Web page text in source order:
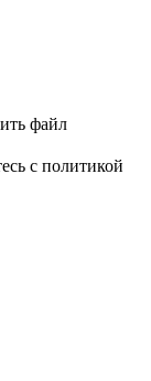
файл
с политикой